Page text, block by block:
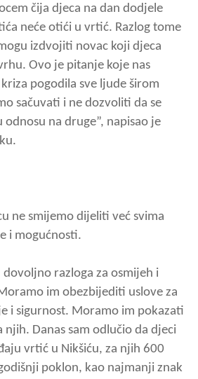
čija djeca na dan dodjele
neće otići u vrtić. Razlog tome
izdvojiti novac koji djeca
Ovo je pitanje koje nas
pogodila sve ljude širom
sačuvati i ne dozvoliti da se
odnosu na druge”, napisao je
ne smijemo dijeliti već svima
i mogućnosti.
razloga za osmijeh i
im obezbijediti uslove za
i sigurnost. Moramo im pokazati
njih. Danas sam odlučio da djeci
vrtić u Nikšiću, za njih 600
poklon, kao najmanji znak